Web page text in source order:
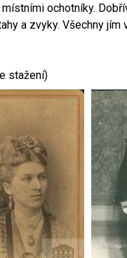
ochotníky.
a zvyky. Všechny jím
stažení)